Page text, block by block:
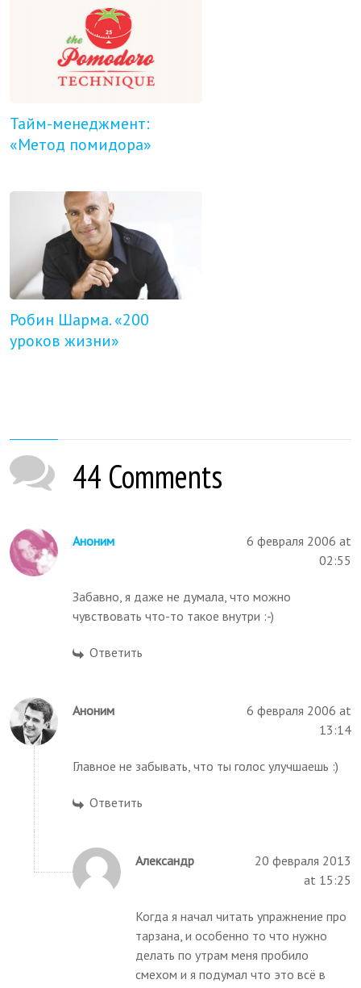
Тайм-менеджмент:
«Метод помидора»
Робин Шарма. «200
уроков жизни»
44 Comments
Аноним
6 февраля 2006 at
02:55
Забавно, я даже не думала, что можно
чувствовать что-то такое внутри :-)
Ответить
Аноним
6 февраля 2006 at
13:14
Главное не забывать, что ты голос улучшаешь :)
Ответить
Александр
20 февраля 2013
at 15:25
Когда я начал читать упражнение про
тарзана, и особенно то что нужно
делать по утрам меня пробило
смехом и я подумал что это всё в